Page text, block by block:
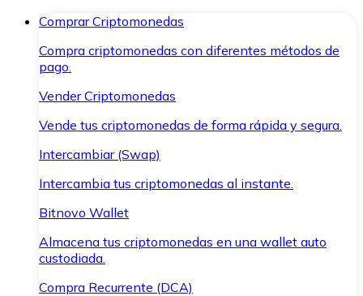
Comprar Criptomonedas
Compra criptomonedas con diferentes métodos de
pago.
Vender Criptomonedas
Vende tus criptomonedas de forma rápida y segura.
Intercambiar (Swap)
Intercambia tus criptomonedas al instante.
Bitnovo Wallet
Almacena tus criptomonedas en una wallet auto
custodiada.
Compra Recurrente (DCA)